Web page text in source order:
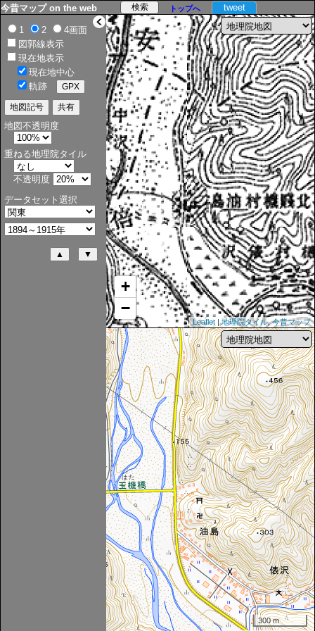
> tweet
今昔マップ on the web トップへ
+
−
Leaflet |地理院タイル,今昔マップ
300 m
1 2
4画面
図郭線表示
現在地表示
現在地中心
軌跡
地図不透明度
重ねる地理院タイル
不透明度
データセット選択